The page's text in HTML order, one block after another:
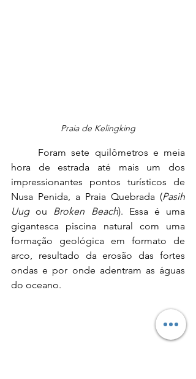
Praia de Kelingking
hora de estrada até mais um dos
impressionantes pontos turísticos de
Nusa Penida, a Praia Quebrada (Pasih
Uug ou Broken Beach). Essa é uma
gigantesca piscina natural com uma
formação geológica em formato de
arco, resultado da erosão das fortes
ondas e por onde adentram as águas
do oceano.